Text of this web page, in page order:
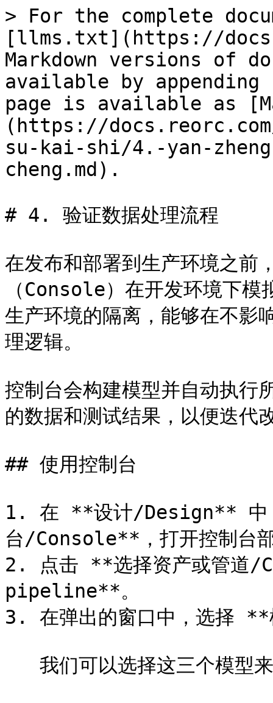
> For the complete
[llms.txt](https://
Markdown versions of
available by
page is available as
(https://
su-kai-shi/4.-yan-
cheng.md).
# 4. 验证数据处理流程
在发布和部署到生产环境之
（Console）在开发环境下模
生产环境的隔离，能够在不影
理逻辑。
控制台会构建模型并自动执行
的数据和测试结果，以便迭代
## 使用控制台
1. 在 **设计/Design** 中
台/Console**，打开控制台
2. 点击 **选择资产或管道
pipeline**。
3. 在弹出的窗口中，选择